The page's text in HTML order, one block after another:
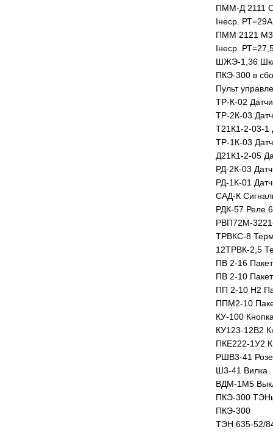
ПММ-Д 2111
Iнеср.
ПММ 2121 М3
Iнеср.
ШЖЭ-1,36
ПКЭ-300 в
Пульт
ТР-К-02
ТР-2К-03
Т21К1-2-03-1
ТР-1К-03
Д21К1-2-05
РД-2К-03
РД-1К-01
САД-К
РДК-57 Реле
РВП72М-
ТРВКС-8
12ТРВК-2,5
ПВ 2-16
ПВ 2-10
ПП 2-10 Н2
ППМ2-10
КУ-100
КУ123-12В2
ПКЕ222-1У2
РШВ3-41
Ш3-41 Вилка
ВДМ-1М5
ПКЭ-300
ПКЭ-300
ТЭН 635-52/